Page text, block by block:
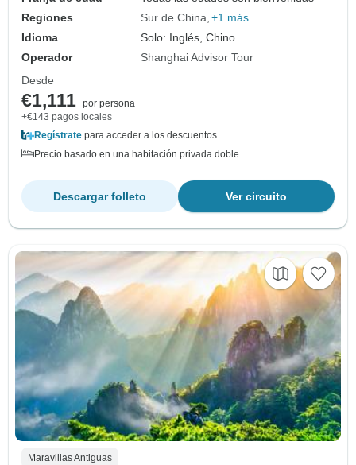
Regiones
Sur de China +1 más
Idioma
Solo: Inglés, Chino
Operador
Shanghai Advisor Tour
Desde
€1,111 por persona
+€143 pagos locales
Regístrate para acceder a los descuentos
Precio basado en una habitación privada doble
Ver circuito
Descargar folleto
Maravillas Antiguas